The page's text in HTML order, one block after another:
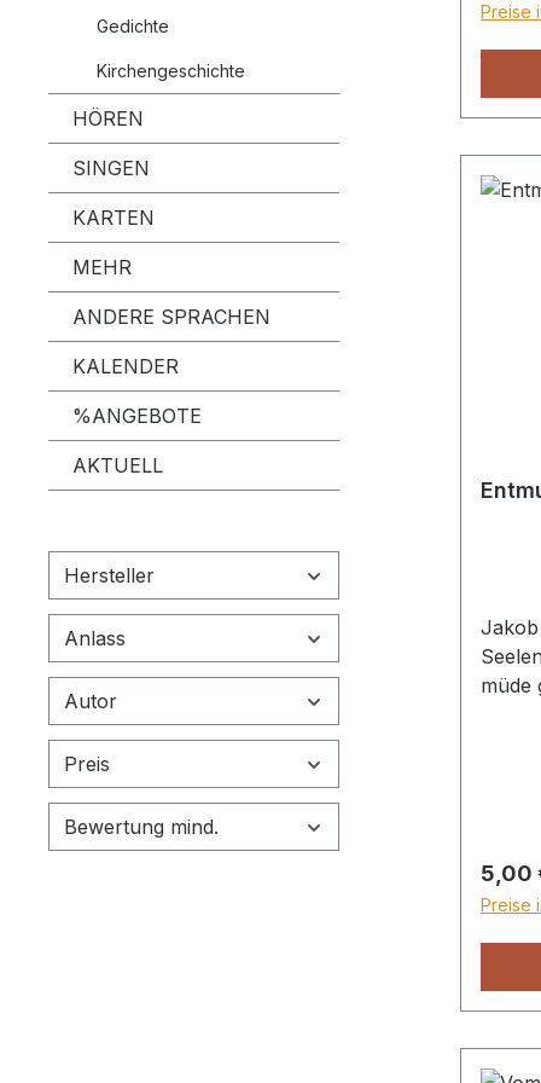
Gedichte
Kirchengeschichte
HÖREN
SINGEN
KARTEN
MEHR
ANDERE SPRACHEN
KALENDER
%ANGEBOTE
AKTUELL
Hersteller
Anlass
Autor
Preis
Bewertung mind.
Preise
müde
ihrer
ob es
mit
5,00
Preise